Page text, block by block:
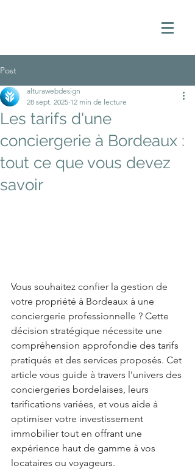
Post
Les tarifs d'une
conciergerie à Bordeaux :
tout ce que vous devez
savoir
alturawebdesign
28 sept. 2025 12 min de lecture
Vous souhaitez confier la gestion de
votre propriété à Bordeaux à une
conciergerie professionnelle ? Cette
décision stratégique nécessite une
compréhension approfondie des tarifs
pratiqués et des services proposés. Cet
article vous guide à travers l'univers des
conciergeries bordelaises, leurs
tarifications variées, et vous aide à
optimiser votre investissement
immobilier tout en offrant une
expérience haut de gamme à vos
locataires ou voyageurs.